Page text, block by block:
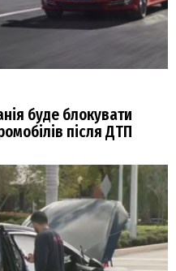
буде блокувати
після ДТП